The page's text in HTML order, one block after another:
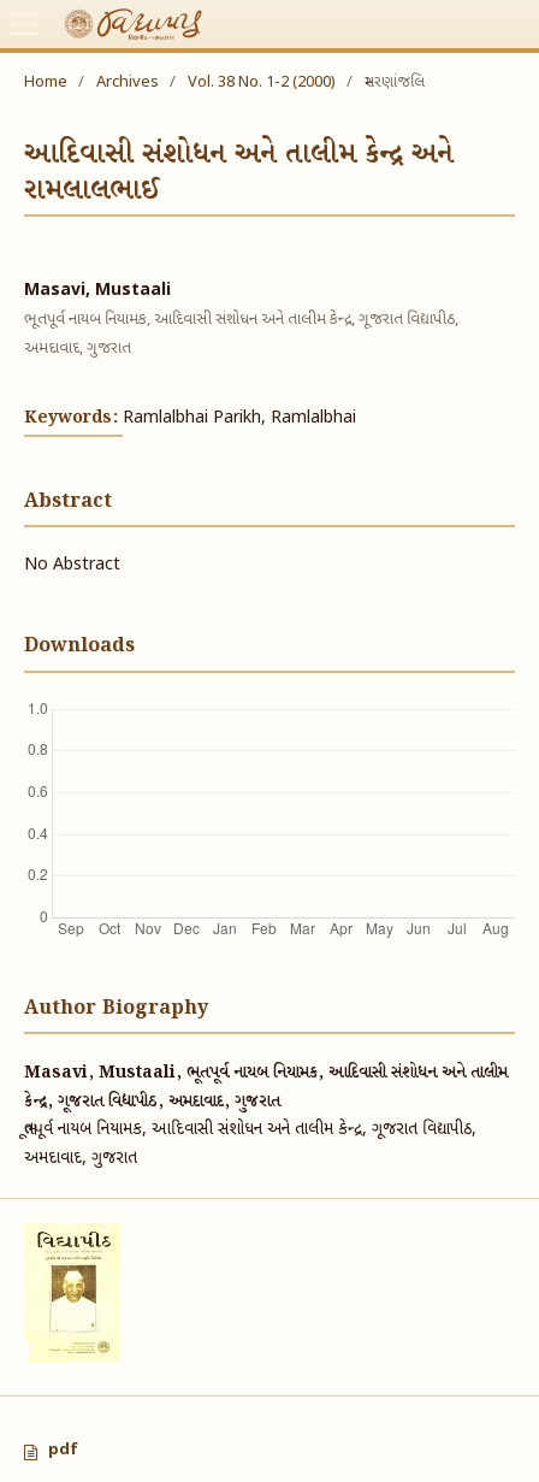
Home / Archives / Vol. 38 No. 1-2 (2000) / સ્મરણાંજલિ
આદિવાસી સંશોધન અને તાલીમ કેન્દ્ર અને
રામલાલભાઈ
Masavi, Mustaali
ભૂતપૂર્વ નાયબ નિયામક, આદિવાસી સંશોધન અને તાલીમ કેન્દ્ર, ગૂજરાત વિદ્યાપીઠ,
અમદાવાદ, ગુજરાત
Keywords: Ramlalbhai Parikh, Ramlalbhai
Abstract
No Abstract
Downloads
Author Biography
Masavi, Mustaali, ભૂતપૂર્વ નાયબ નિયામક, આદિવાસી સંશોધન અને તાલીમ
કેન્દ્ર, ગૂજરાત વિદ્યાપીઠ, અમદાવાદ, ગુજરાત
ભૂતપૂર્વ નાયબ નિયામક, આદિવાસી સંશોધન અને તાલીમ કેન્દ્ર, ગૂજરાત વિદ્યાપીઠ,
અમદાવાદ, ગુજરાત
pdf